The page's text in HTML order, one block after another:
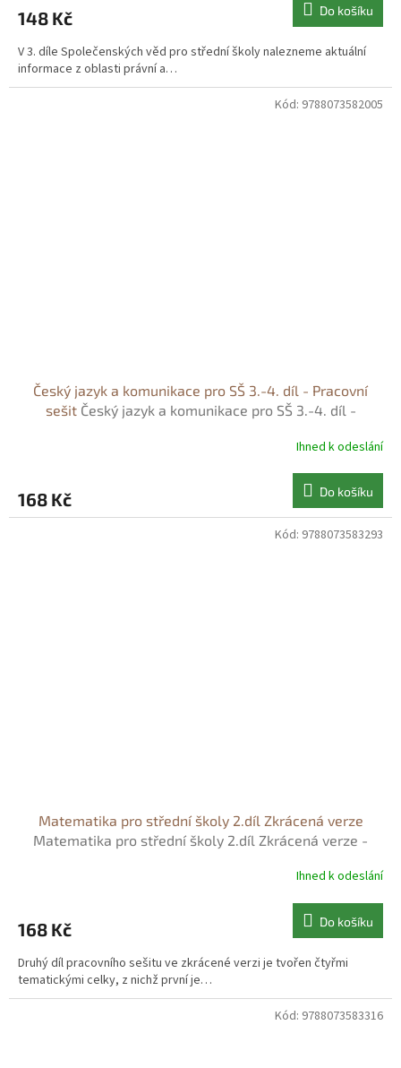
148 Kč Do košíku
V 3. díle Společenských věd pro střední školy nalezneme aktuální
informace z oblasti právní a…
Český jazyk a komunikace pro SŠ 3.-4. díl - Pracovní
sešit Český jazyk a komunikace pro SŠ 3.-4. díl -
Ihned k odeslání
168 Kč Do košíku
Kód: 9788073582005
Matematika pro střední školy 2.díl Zkrácená verze
Matematika pro střední školy 2.díl Zkrácená verze -
Ihned k odeslání
168 Kč Do košíku
Druhý díl pracovního sešitu ve zkrácené verzi je tvořen čtyřmi
tematickými celky, z nichž první je…
Kód: 9788073583293
Kód: 9788073583316